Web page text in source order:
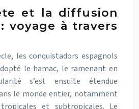
et la diffusion
voyage à travers
les conquistadors espagnols
le hamac, le ramenant en
s’est ensuite étendue
le monde entier, notamment
et subtropicales. Le